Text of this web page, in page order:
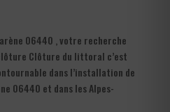
06440 , votre recherche
Clôture du littoral c’est
dans l’installation de
06440 et dans les Alpes-